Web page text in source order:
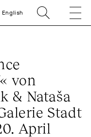
English
von
& Nataša
Stadt
April